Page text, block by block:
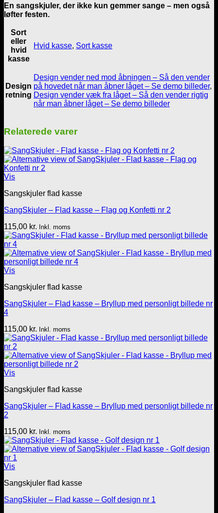
En sangskjuler, der ikke kun gemmer sange – men også
løfter festen.
Sort
eller
hvid
kasse
Hvid kasse, Sort kasse
Design
retning
Design vender ned mod åbningen – Så den vender
på hovedet når man åbner låget – Se demo billeder,
Design vender væk fra låget – Så den vender rigtig
når man åbner låget – Se demo billeder
Relaterede varer
Vis
Sangskjuler flad kasse
SangSkjuler – Flad kasse – Flag og Konfetti nr 2
115,00 kr. Inkl. moms
Vis
Sangskjuler flad kasse
SangSkjuler – Flad kasse – Bryllup med personligt billede nr
4
115,00 kr. Inkl. moms
Vis
Sangskjuler flad kasse
SangSkjuler – Flad kasse – Bryllup med personligt billede nr
2
115,00 kr. Inkl. moms
Vis
Sangskjuler flad kasse
SangSkjuler – Flad kasse – Golf design nr 1